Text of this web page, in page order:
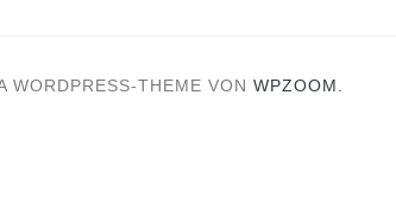
WORDPRESS-THEME VON WPZOOM.